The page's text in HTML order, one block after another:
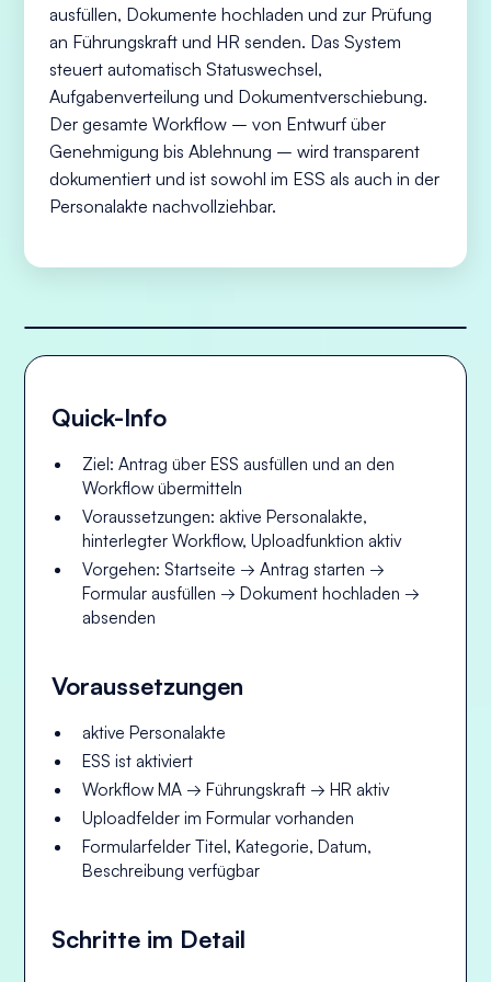
ausfüllen, Dokumente hochladen und zur Prüfung
an Führungskraft und HR senden. Das System
steuert automatisch Statuswechsel,
Aufgabenverteilung und Dokumentverschiebung.
Der gesamte Workflow – von Entwurf über
Genehmigung bis Ablehnung – wird transparent
dokumentiert und ist sowohl im ESS als auch in der
Personalakte nachvollziehbar.
Quick-Info
Ziel: Antrag über ESS ausfüllen und an den
Workflow übermitteln
Voraussetzungen: aktive Personalakte,
hinterlegter Workflow, Uploadfunktion aktiv
Vorgehen: Startseite → Antrag starten →
Formular ausfüllen → Dokument hochladen →
absenden
Voraussetzungen
aktive Personalakte
ESS ist aktiviert
Workflow MA → Führungskraft → HR aktiv
Uploadfelder im Formular vorhanden
Formularfelder Titel, Kategorie, Datum,
Beschreibung verfügbar
Schritte im Detail